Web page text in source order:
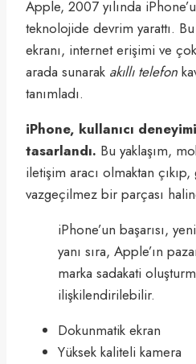
Apple, 2007 yılında
teknolojide devrim yarattı.
ekranı, internet erişimi ve
arada sunarak akıllı telefon
tanımladı.
iPhone, kullanıcı
tasarlandı. Bu yaklaşım,
iletişim aracı olmaktan çıkıp,
vazgeçilmez bir parçası
iPhone’un başarısı,
yanı sıra, Apple’ın
marka sadakati
ilişkilendirilebilir.
Dokunmatik ekran
Yüksek kaliteli kamera